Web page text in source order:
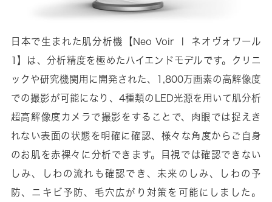
日本で生まれた肌分析機【Neo Voir Ⅰ ネオヴォワール
1】は、分析精度を極めたハイエンドモデルです。クリニ
ックや研究機関用に開発された、1,800万画素の高解像度
での撮影が可能になり、4種類のLED光源を用いて肌分析
超高解像度カメラで撮影をすることで、肉眼では捉えき
れない表面の状態を明確に確認、様々な角度からご自身
のお肌を赤裸々に分析できます。目視では確認できない
しみ、しわの流れも確認でき、未来のしみ、しわの予
防、ニキビ予防、毛穴広がり対策を可能にしました。